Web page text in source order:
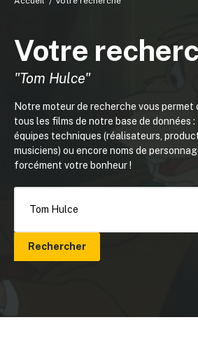
Votre
"Tom Hulce"
Notre moteur de recherche vous permet
tous les films de notre base de données
équipes techniques (réalisateurs,
musiciens) ou encore noms de
forcément votre bonheur !
Rechercher